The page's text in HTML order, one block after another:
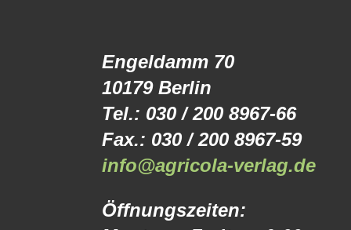
Engeldamm 70
10179 Berlin
Tel.: 030 / 200 8967-66
Fax.: 030 / 200 8967-59
info@agricola-verlag.de
Öffnungszeiten: